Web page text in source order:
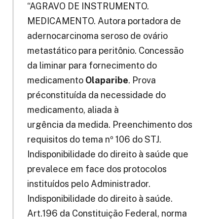
“AGRAVO DE INSTRUMENTO.
MEDICAMENTO. Autora portadora de
adernocarcinoma seroso de ovário
metastático para peritônio. Concessão
da liminar para fornecimento do
medicamento Olaparibe. Prova
préconstituída da necessidade do
medicamento, aliada à
urgência da medida. Preenchimento dos
requisitos do tema nº 106 do STJ.
Indisponibilidade do direito à saúde que
prevalece em face dos protocolos
instituídos pelo Administrador.
Indisponibilidade do direito à saúde.
Art.196 da Constituição Federal, norma